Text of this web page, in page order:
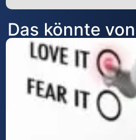
Alternative:
Das könnte